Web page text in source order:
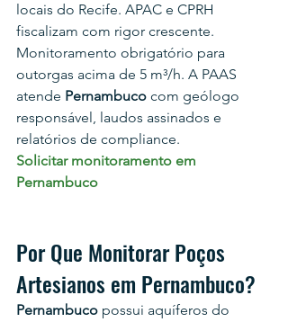
locais do Recife. APAC e CPRH
fiscalizam com rigor crescente.
Monitoramento obrigatório para
outorgas acima de 5 m³/h. A PAAS
atende Pernambuco com geólogo
responsável, laudos assinados e
relatórios de compliance.
Solicitar monitoramento em
Pernambuco
Por Que Monitorar Poços
Artesianos em Pernambuco?
Pernambuco possui aquíferos do